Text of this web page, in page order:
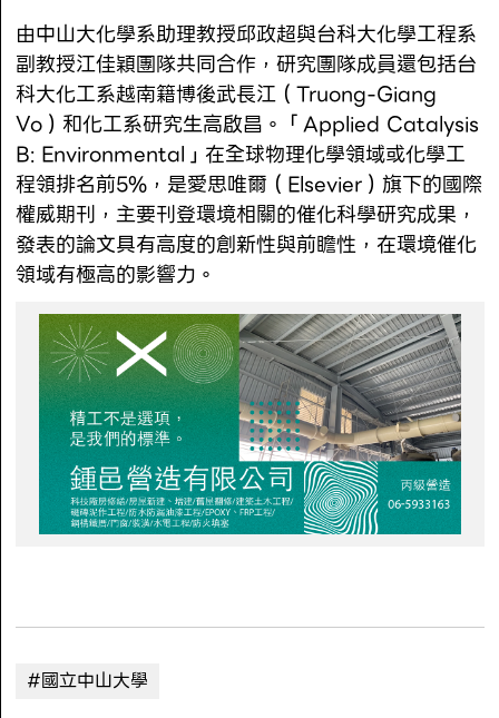
由中山大化學系助理教授邱政超與台科大化學工程系
副教授江佳穎團隊共同合作，研究團隊成員還包括台
科大化工系越南籍博後武長江（Truong-Giang
Vo）和化工系研究生高啟昌。「Applied Catalysis
B: Environmental」在全球物理化學領域或化學工
程領排名前5%，是愛思唯爾（Elsevier）旗下的國際
權威期刊，主要刊登環境相關的催化科學研究成果，
發表的論文具有高度的創新性與前瞻性，在環境催化
領域有極高的影響力。
#國立中山大學